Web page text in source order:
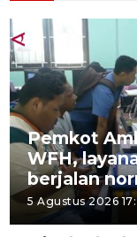
Pemkot
WFH,
berjalan
5 Agustus 2026